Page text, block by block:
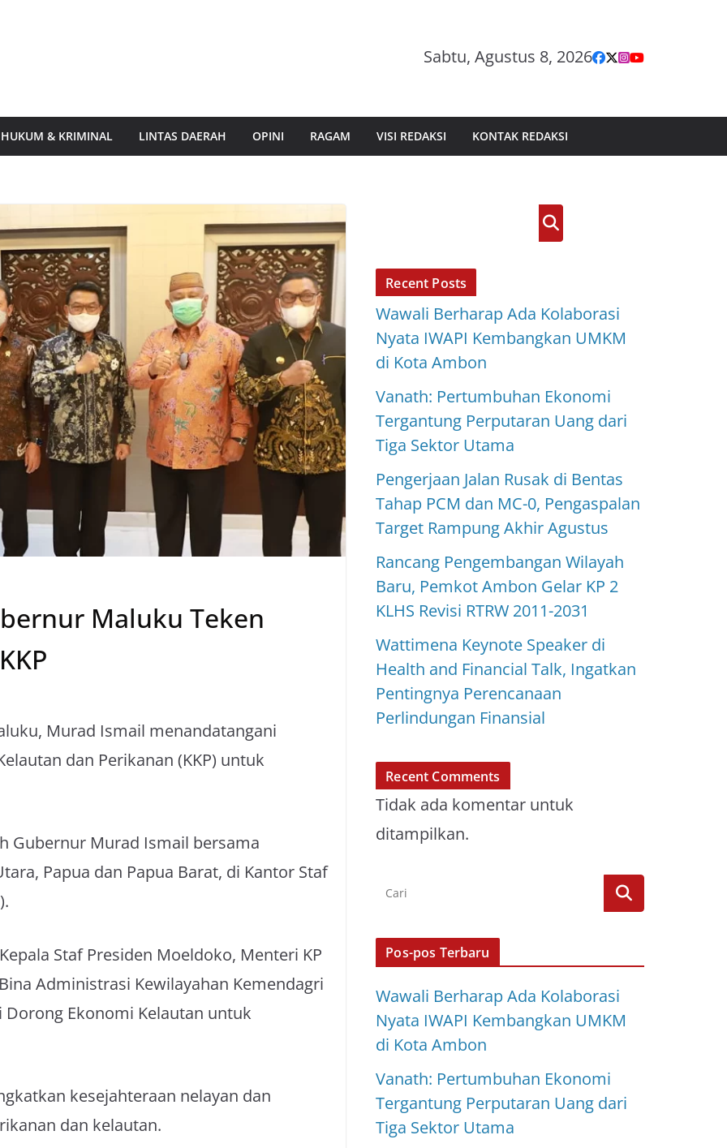
Sabtu, Agustus 8, 2026
HUKUM & KRIMINAL LINTAS DAERAH OPINI RAGAM VISI REDAKSI KONTAK REDAKSI
Maluku Teken
Murad Ismail menandatangani
dan Perikanan (KKP) untuk
Gubernur Murad Ismail bersama
Papua dan Papua Barat, di Kantor Staf
Staf Presiden Moeldoko, Menteri KP
Administrasi Kewilayahan Kemendagri
Ekonomi Kelautan untuk
kesejahteraan nelayan dan
dan kelautan.
Cari
Recent Posts
Wawali Berharap Ada Kolaborasi
Nyata IWAPI Kembangkan UMKM
di Kota Ambon
Vanath: Pertumbuhan Ekonomi
Tergantung Perputaran Uang dari
Tiga Sektor Utama
Pengerjaan Jalan Rusak di Bentas
Tahap PCM dan MC-0, Pengaspalan
Target Rampung Akhir Agustus
Rancang Pengembangan Wilayah
Baru, Pemkot Ambon Gelar KP 2
KLHS Revisi RTRW 2011-2031
Wattimena Keynote Speaker di
Health and Financial Talk, Ingatkan
Pentingnya Perencanaan
Perlindungan Finansial
Recent Comments
Tidak ada komentar untuk
ditampilkan.
Pos-pos Terbaru
Wawali Berharap Ada Kolaborasi
Nyata IWAPI Kembangkan UMKM
di Kota Ambon
Vanath: Pertumbuhan Ekonomi
Tergantung Perputaran Uang dari
Tiga Sektor Utama